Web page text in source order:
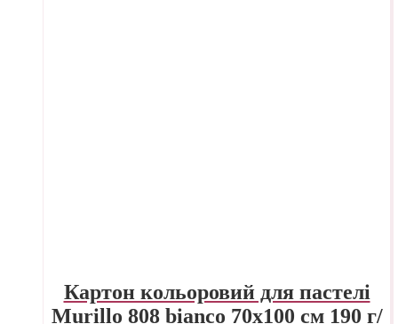
Картон кольоровий для пастелі
Murillo 808 bianco 70х100 см 190 г/